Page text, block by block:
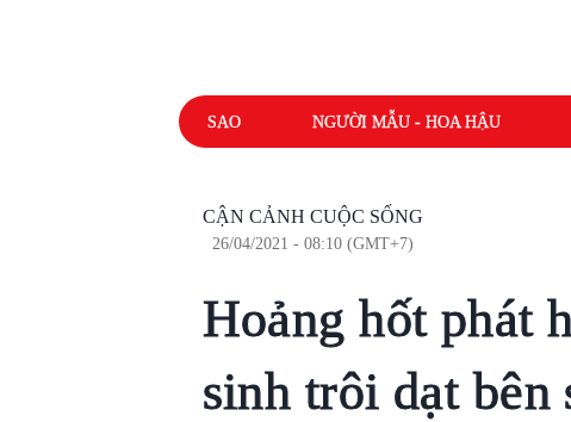
SAO NGƯỜI MẪU - HOA HẬU
CẬN CẢNH CUỘC SỐNG
26/04/2021 - 08:10 (GMT+7)
Hoảng hốt phát
sinh trôi dạt bên